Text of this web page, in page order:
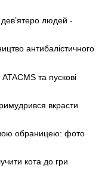
людей -
антибалістичного
та пускові
вкрасти
обраницею: фото
кота до гри